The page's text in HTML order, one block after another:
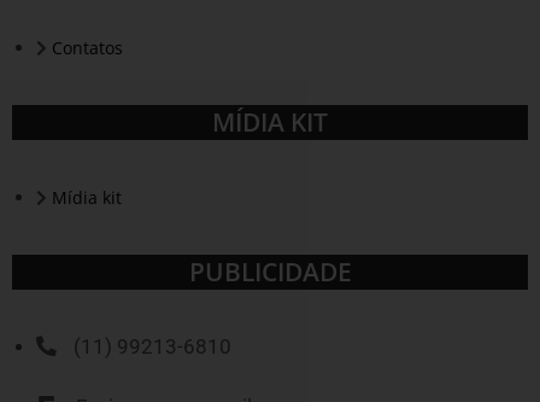
Contatos
MÍDIA KIT
Mídia kit
PUBLICIDADE
(11) 99213-6810